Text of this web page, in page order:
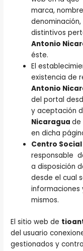
marca,
distintivos
Antonio
éste.
El
existencia de
Antonio
del portal
y aceptación
Nicaraguade
en dicha
Centro
responsable
a disposición
desde el cual
informaciones
mismos.
El sitio web de
del usuario
gestionados y